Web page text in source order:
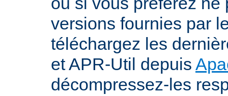
versions fournies par
téléchargez les
et APR-Util depuis
décompressez-les